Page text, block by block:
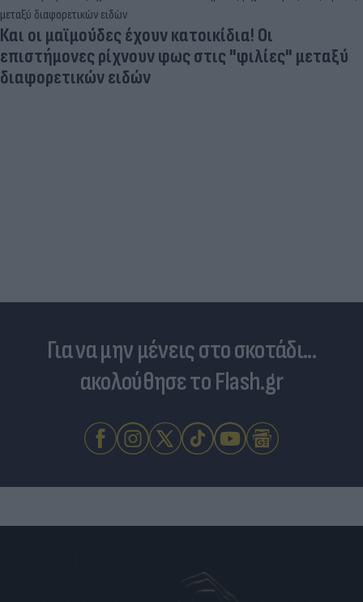
Και οι μαϊμούδες έχουν κατοικίδια! Οι
επιστήμονες ρίχνουν φως στις "φιλίες" μεταξύ
διαφορετικών ειδών
Για να μην μένεις στο σκοτάδι...
ακολούθησε το Flash.gr